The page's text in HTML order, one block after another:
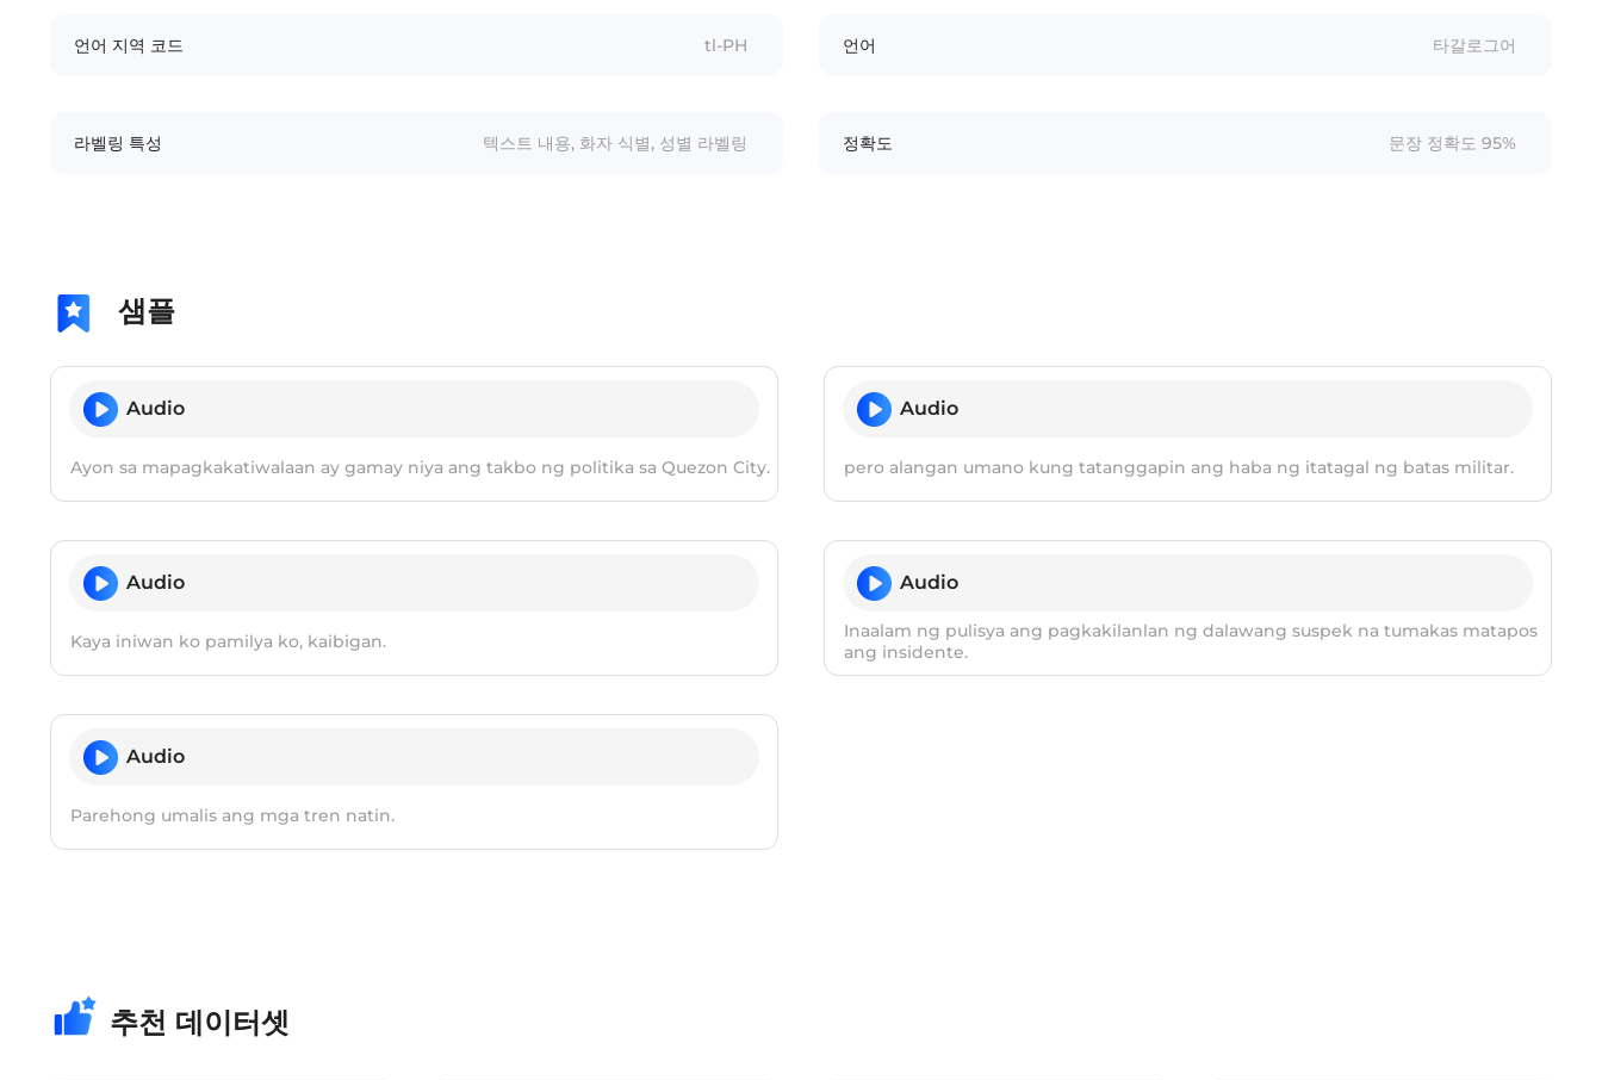
언어 지역 코드 tl-PH 언어 타갈로그어
라벨링 특성 텍스트 내용, 화자 식별, 성별 라벨링 정확도 문장 정확도 95%
샘플
Audio
Ayon sa mapagkakatiwalaan ay gamay niya ang takbo ng politika sa Quezon City.
Audio
pero alangan umano kung tatanggapin ang haba ng itatagal ng batas militar.
Audio
Kaya iniwan ko pamilya ko, kaibigan.
Audio
Inaalam ng pulisya ang pagkakilanlan ng dalawang suspek na tumakas matapos
ang insidente.
Audio
Parehong umalis ang mga tren natin.
추천 데이터셋